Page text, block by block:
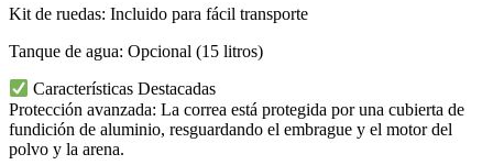
Kit de ruedas: Incluido para fácil transporte
Tanque de agua: Opcional (15 litros) ​
Características Destacadas
Protección avanzada: La correa está protegida por una cubierta de
fundición de aluminio, resguardando el embrague y el motor del
polvo y la arena.